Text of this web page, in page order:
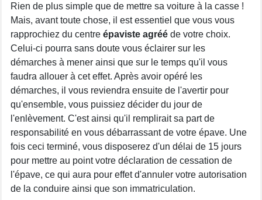
Rien de plus simple que de mettre sa voiture à la casse !
Mais, avant toute chose, il est essentiel que vous vous
rapprochiez du centre épaviste agréé de votre choix.
Celui-ci pourra sans doute vous éclairer sur les
démarches à mener ainsi que sur le temps qu'il vous
faudra allouer à cet effet. Après avoir opéré les
démarches, il vous reviendra ensuite de l'avertir pour
qu'ensemble, vous puissiez décider du jour de
l'enlèvement. C'est ainsi qu'il remplirait sa part de
responsabilité en vous débarrassant de votre épave. Une
fois ceci terminé, vous disposerez d'un délai de 15 jours
pour mettre au point votre déclaration de cessation de
l'épave, ce qui aura pour effet d'annuler votre autorisation
de la conduire ainsi que son immatriculation.